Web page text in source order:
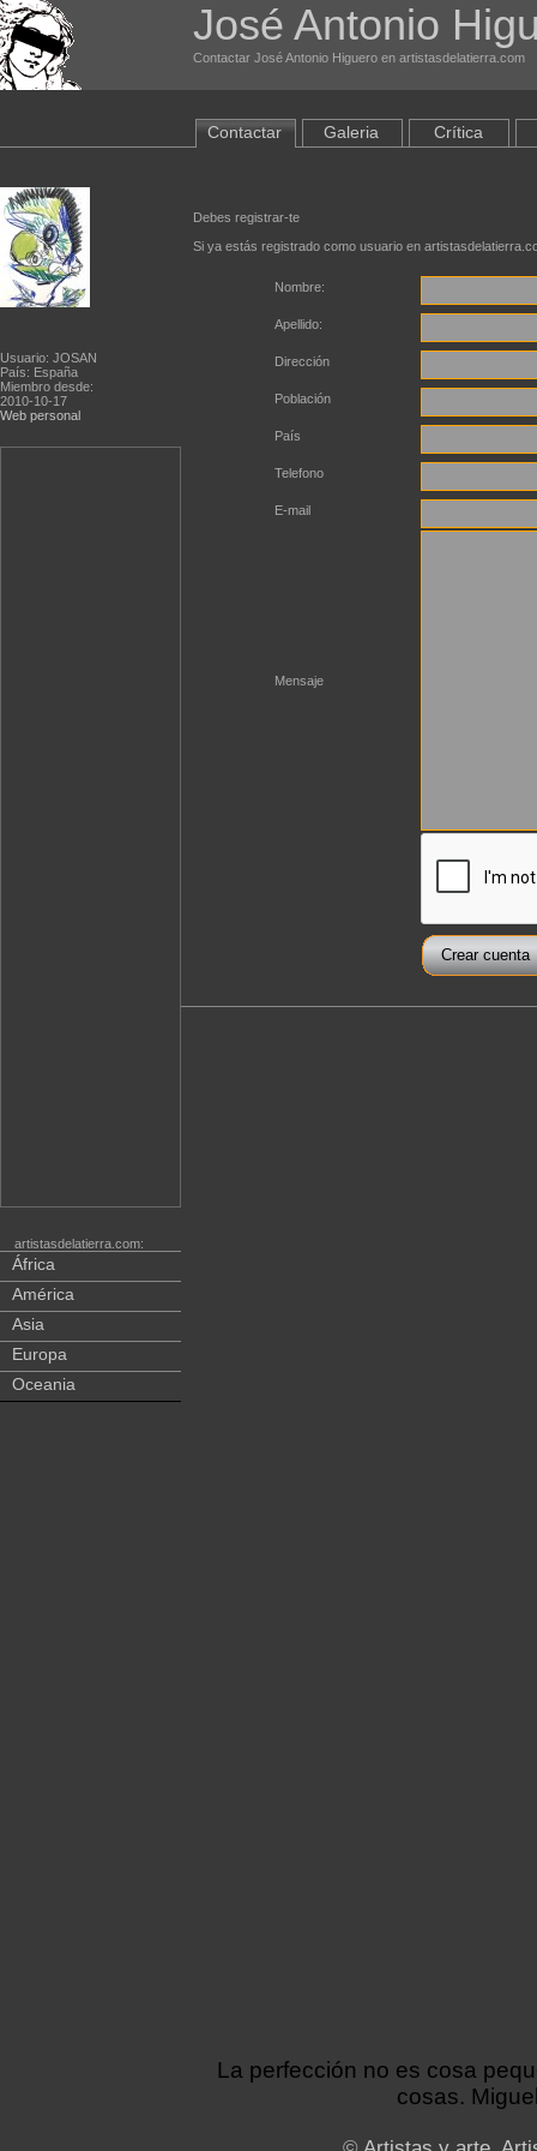
José Antonio
Contactar José Antonio Higuero en artistasdelatierra.com
Usuario: JOSAN
País: España
Miembro desde:
2010-10-17
Web personal
artistasdelatierra.com:
África
América
Asia
Europa
Oceania
Contactar Galeria Crítica
Debes registrar-te
Si ya estás registrado como usuario en
Nombre:
Apellido:
Dirección
Población
País
Telefono
E-mail
Mensaje
La perfección no es cosa
cosas.